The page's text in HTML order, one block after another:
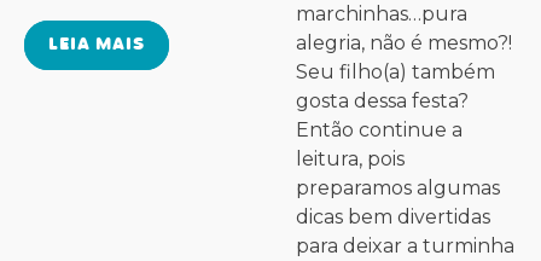
LEIA MAIS
marchinhas…pura
alegria, não é mesmo?!
Seu filho(a) também
gosta dessa festa?
Então continue a
leitura, pois
preparamos algumas
dicas bem divertidas
para deixar a turminha